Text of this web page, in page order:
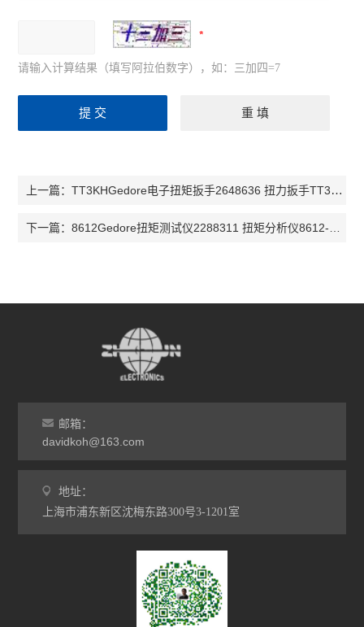
请输入计算结果（填写阿拉伯数字），如：三加四=7
上一篇：TT3KHGedore电子扭矩扳手2648636 扭力扳手TT3KH120 扭力扳手TT3KH
下一篇：8612Gedore扭矩测试仪2288311 扭矩分析仪8612-012 扭矩分析仪1878719
邮箱：
davidkoh@163.com
地址：
上海市浦东新区沈梅东路300号3-1201室